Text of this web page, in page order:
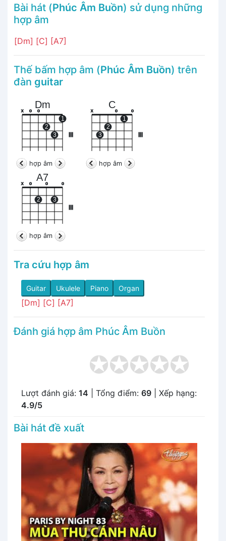
Bài hát (Phúc Âm Buồn) sử dụng những
hợp âm
[Dm] [C] [A7]
Thế bấm hợp âm (Phúc Âm Buồn) trên
đàn guitar
Dm
x o o
2
3
1
hợp âm
C
x
3
2
o
1
o
hợp âm
A7
III
x o
2
o
3
o
hợp âm
Tra cứu hợp âm
Guitar Ukulele Piano Organ
[Dm] [C] [A7]
Đánh giá hợp âm Phúc Âm Buồn
Lượt đánh giá: 14 | Tổng điểm: 69 | Xếp hạng:
4.9/5
Bài hát đề xuất